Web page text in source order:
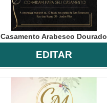
Casamento Arabesco Dourado
EDITAR